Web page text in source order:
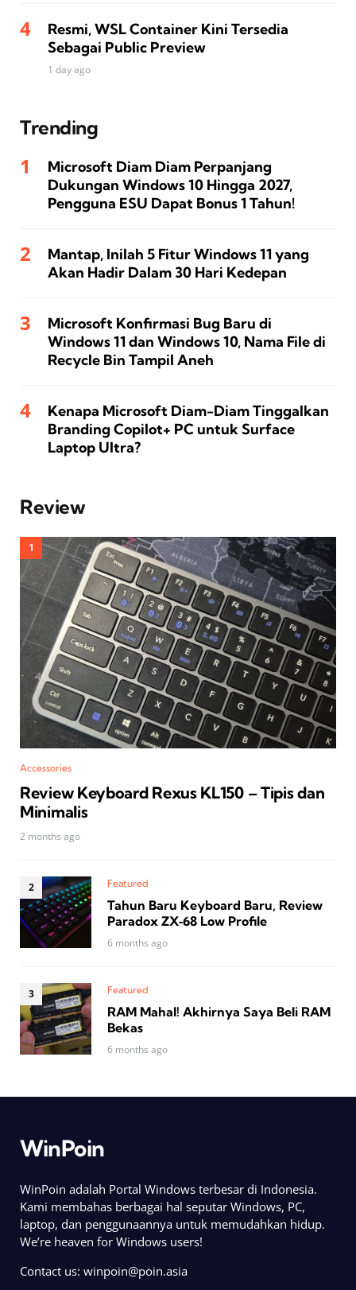
Resmi, WSL Container Kini Tersedia
Sebagai Public Preview
1 day ago
Trending
Microsoft Diam Diam Perpanjang
Dukungan Windows 10 Hingga 2027,
Pengguna ESU Dapat Bonus 1 Tahun!
Mantap, Inilah 5 Fitur Windows 11 yang
Akan Hadir Dalam 30 Hari Kedepan
Microsoft Konfirmasi Bug Baru di
Windows 11 dan Windows 10, Nama File di
Recycle Bin Tampil Aneh
Kenapa Microsoft Diam-Diam Tinggalkan
Branding Copilot+ PC untuk Surface
Laptop Ultra?
Review
Accessories
Review Keyboard Rexus KL150 – Tipis dan
Minimalis
2 months ago
Featured
Tahun Baru Keyboard Baru, Review
Paradox ZX‑68 Low Profile
6 months ago
Featured
RAM Mahal! Akhirnya Saya Beli RAM
Bekas
6 months ago
WinPoin
WinPoin adalah Portal Windows terbesar di Indonesia.
Kami membahas berbagai hal seputar Windows, PC,
laptop, dan penggunaannya untuk memudahkan hidup.
We’re heaven for Windows users!
Contact us: winpoin@poin.asia